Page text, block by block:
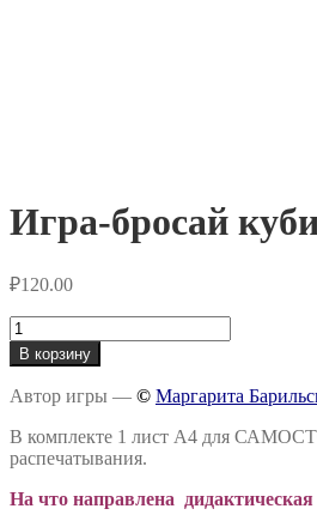
Игра-бросай
₽120.00
Количество
товара
Игра-
бросай
кубик
«Ёлочка»
В корзину
Автор игры — © Маргарита
В комплекте 1 лист А4 для
распечатывания.
На что направлена